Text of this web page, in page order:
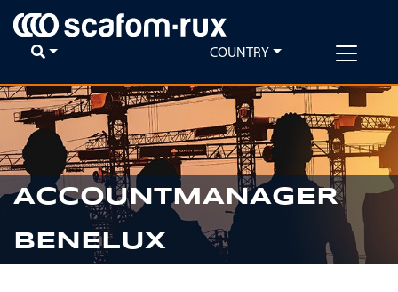
COUNTRY
ACCOUNTMANAGER
BENELUX